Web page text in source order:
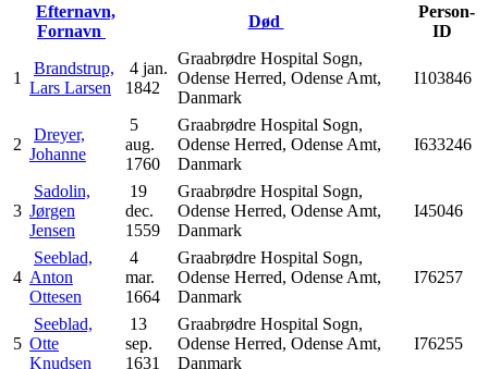
Efternavn,
Fornavn
Død
Person-
ID
1
Brandstrup,
Lars Larsen
4 jan.
1842
Graabrødre Hospital Sogn,
Odense Herred, Odense Amt,
Danmark
I103846
2
Dreyer,
Johanne
5
aug.
1760
Graabrødre Hospital Sogn,
Odense Herred, Odense Amt,
Danmark
I633246
3
Sadolin,
Jørgen
Jensen
19
dec.
1559
Graabrødre Hospital Sogn,
Odense Herred, Odense Amt,
Danmark
I45046
4
Seeblad,
Anton
Ottesen
4
mar.
1664
Graabrødre Hospital Sogn,
Odense Herred, Odense Amt,
Danmark
I76257
5
Seeblad,
Otte
Knudsen
13
sep.
1631
Graabrødre Hospital Sogn,
Odense Herred, Odense Amt,
Danmark
I76255